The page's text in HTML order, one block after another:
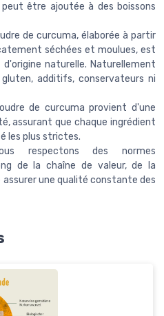
être ajoutée à des boissons
de curcuma, élaborée à partir
séchées et moulues, est
naturelle. Naturellement
additifs, conservateurs ni
de curcuma provient d'une
assurant que chaque ingrédient
les plus strictes.
respectons des normes
de la chaîne de valeur, de la
une qualité constante des